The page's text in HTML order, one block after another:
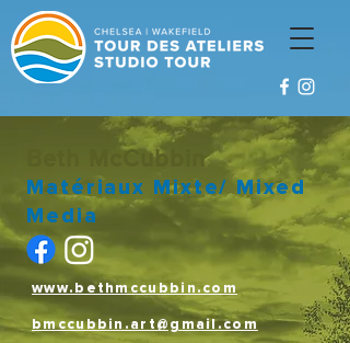
Beth McCubbin
Matériaux Mixte/ Mixed
Media
www.bethmccubbin.com
bmccubbin.art@gmail.com